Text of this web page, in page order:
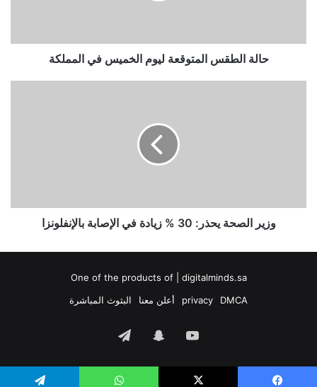
حالة الطقس المتوقعة ليوم الخميس في المملكة
بالإنفلونزا
وزير الصحة يحذر: 30 % زيادة في الإصابة بالإنفلونزا
One of the products of | digitalminds.sa
DMCA
privacy أعلن معنا البثوث المباشرة
‫YouTubeسناب
تشات
تيلقرام